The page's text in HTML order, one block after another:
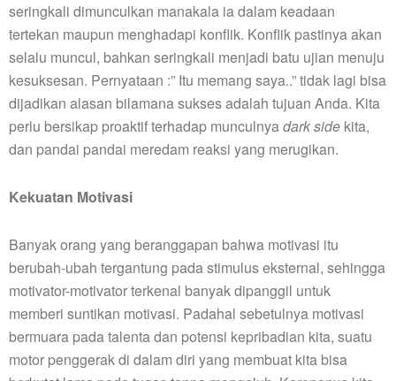
seringkali dimunculkan manakala ia dalam keadaan
tertekan maupun menghadapi konflik. Konflik pastinya akan
selalu muncul, bahkan seringkali menjadi batu ujian menuju
kesuksesan. Pernyataan :” Itu memang saya..” tidak lagi bisa
dijadikan alasan bilamana sukses adalah tujuan Anda. Kita
perlu bersikap proaktif terhadap munculnyadark side kita,
dan pandai pandai meredam reaksi yang merugikan.
Kekuatan Motivasi
Banyak orang yang beranggapan bahwa motivasi itu
berubah-ubah tergantung pada stimulus eksternal, sehingga
motivator-motivator terkenal banyak dipanggil untuk
memberi suntikan motivasi. Padahal sebetulnya motivasi
bermuara pada talenta dan potensi kepribadian kita, suatu
motor penggerak di dalam diri yang membuat kita bisa